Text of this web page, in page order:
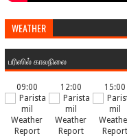
WEATHER
பரிஸில் காலநிலை
09:00 12:00 15:00